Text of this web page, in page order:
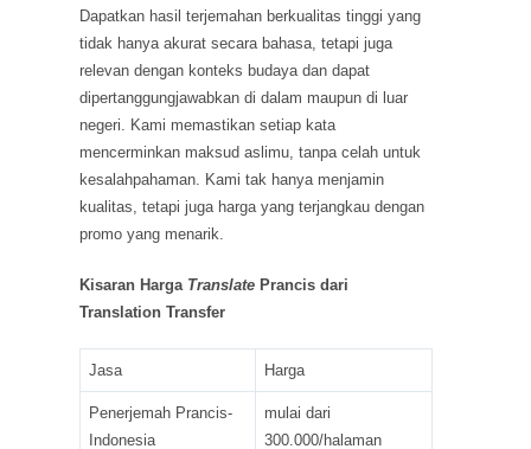
Dapatkan hasil terjemahan berkualitas tinggi yang
tidak hanya akurat secara bahasa, tetapi juga
relevan dengan konteks budaya dan dapat
dipertanggungjawabkan di dalam maupun di luar
negeri. Kami memastikan setiap kata
mencerminkan maksud aslimu, tanpa celah untuk
kesalahpahaman. Kami tak hanya menjamin
kualitas, tetapi juga harga yang terjangkau dengan
promo yang menarik.
Kisaran Harga Translate Prancis dari
Translation Transfer
Jasa Harga
Penerjemah Prancis-
Indonesia
mulai dari
300.000/halaman